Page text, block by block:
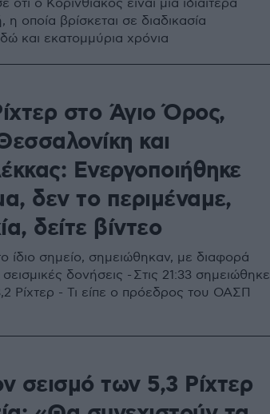
ο Κορινθιακός είναι μια ιδιαίτερα
οποία βρίσκεται σε διαδικασία
και εκατομμύρια χρόνια
στο Άγιο Όρος,
και
Ενεργοποιήθηκε
δεν το περιμέναμε,
δείτε βίντεο
ίδιο σημείο, σημειώθηκαν, με διαφορά
δονήσεις - Στις 21:33 σημειώθηκε
Ρίχτερ - Τι είπε ο πρόεδρος του ΟΑΣΠ
σεισμό των 5,3 Ρίχτερ